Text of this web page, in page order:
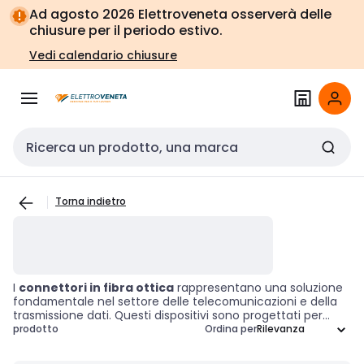
Vai alla
navigazione
Vai
alla
pagina
Ad agosto 2026 Elettroveneta osserverà delle
chiusure per il periodo estivo.
Vedi calendario chiusure
Cerca input
Torna indietro
I connettori in fibra ottica rappresentano una soluzione
fondamentale nel settore delle telecomunicazioni e della
trasmissione dati. Questi dispositivi sono progettati per
unire le fibre ottiche, garantendo un trasferimento
prodotto Ordina per